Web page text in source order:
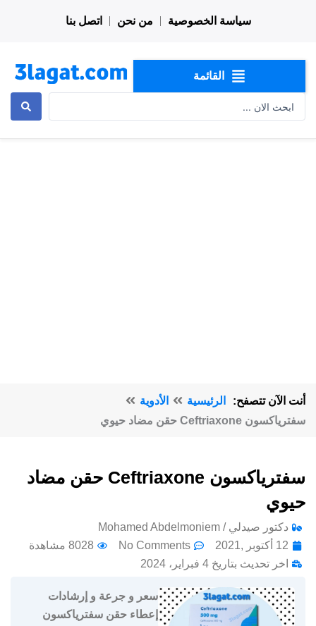
سياسة الخصوصية من نحن اتصل بنا
القائمة
أنت الآن تتصفح: الرئيسية
الأدوية
سفترياكسون Ceftriaxone حقن مضاد حيوي
سفترياكسون Ceftriaxone حقن مضاد
حيوي
دكتور صيدلي / Mohamed Abdelmoniem
12 أكتوبر ,2021
No Comments
8028 مشاهدة
اخر تحديث بتاريخ 4 فبراير، 2024
سعر و جرعة و إرشادات
إعطاء حقن سفترياكسون